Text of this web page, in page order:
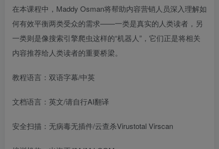
在本课程中，Maddy Osman将帮助内容营销人员深入理解如
何有效平衡两类受众的需求——一类是真实的人类读者，另
一类则是像搜索引擎爬虫这样的“机器人”，它们正是将相关
内容推荐给人类读者的重要桥梁。
教程语言：双语字幕/中英
文档语言：英文/请自行AI翻译
安全扫描：无病毒无插件/云查杀Virustotal Virscan